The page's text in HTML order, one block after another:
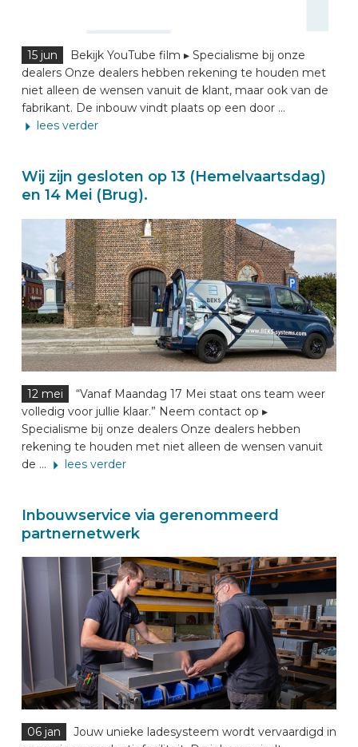
15 jun
Bekijk YouTube film ▸ Specialisme bij onze
dealers Onze dealers hebben rekening te houden met
niet alleen de wensen vanuit de klant, maar ook van de
fabrikant. De inbouw vindt plaats op een door ...
lees verder
Wij zijn gesloten op 13 (Hemelvaartsdag)
en 14 Mei (Brug).
12 mei
“Vanaf Maandag 17 Mei staat ons team weer
volledig voor jullie klaar.” Neem contact op ▸
Specialisme bij onze dealers Onze dealers hebben
rekening te houden met niet alleen de wensen vanuit
de ...
lees verder
Inbouwservice via gerenommeerd
partnernetwerk
06 jan
Jouw unieke ladesysteem wordt vervaardigd in